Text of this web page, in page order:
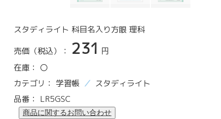
スタディライト 科目名入り方眼 理科
売価（税込）： 231 円
在庫： 〇
カテゴリ： 学習帳
スタディライト
品番： LR5GSC